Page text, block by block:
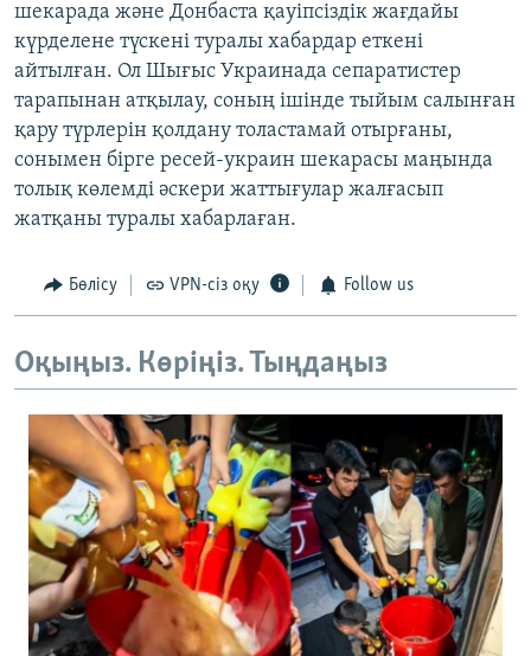
шекарада және Донбаста қауіпсіздік жағдайы
күрделене түскені туралы хабардар еткені
айтылған. Ол Шығыс Украинада сепаратистер
тарапынан атқылау, соның ішінде тыйым салынған
қару түрлерін қолдану толастамай отырғаны,
сонымен бірге ресей-украин шекарасы маңында
толық көлемді әскери жаттығулар жалғасып
жатқаны туралы хабарлаған.
Бөлісу VPN-сіз оқу Follow us
Оқыңыз. Көріңіз. Тыңдаңыз